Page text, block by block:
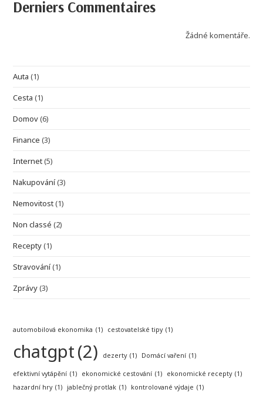
Derniers Commentaires
Žádné komentáře.
Auta (1)
Cesta (1)
Domov(6)
Finance (3)
Internet(5)
Nakupování(3)
Nemovitost(1)
Non classé (2)
Recepty(1)
Stravování(1)
Zprávy(3)
automobilová ekonomika (1) cestovatelské tipy (1)
chatgpt(2) dezerty (1) Domácí vaření (1)
efektivní vytápění (1) ekonomické cestování (1) ekonomické recepty (1)
hazardní hry (1) jablečný protlak (1) kontrolované výdaje (1)